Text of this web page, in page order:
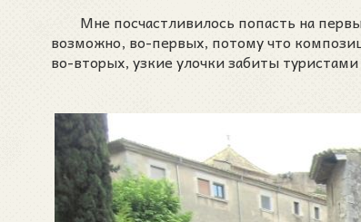
Мне посчастливилось попасть на
возможно, во-первых, потому что
во-вторых, узкие улочки забиты